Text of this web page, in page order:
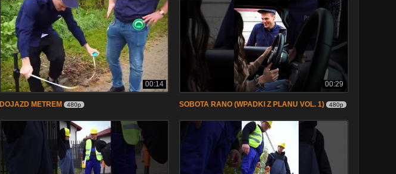
00:14
DOJAZD METREM 480p
00:29
SOBOTA RANO (WPADKI Z PLANU VOL. 1) 480p